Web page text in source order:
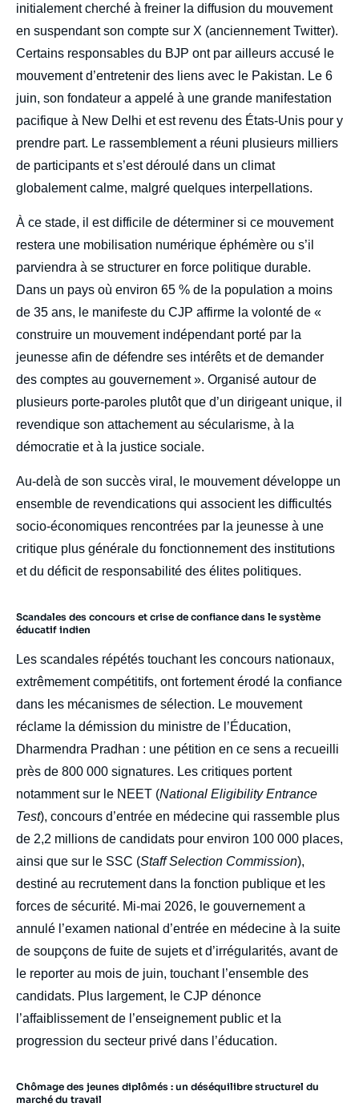
initialement cherché à freiner la diffusion du mouvement
en suspendant son compte sur X (anciennement Twitter).
Certains responsables du BJP ont par ailleurs accusé le
mouvement d’entretenir des liens avec le Pakistan. Le 6
juin, son fondateur a appelé à une grande manifestation
pacifique à New Delhi et est revenu des États-Unis pour y
prendre part. Le rassemblement a réuni plusieurs milliers
de participants et s’est déroulé dans un climat
globalement calme, malgré quelques interpellations.
À ce stade, il est difficile de déterminer si ce mouvement
restera une mobilisation numérique éphémère ou s’il
parviendra à se structurer en force politique durable.
Dans un pays où environ 65 % de la population a moins
de 35 ans, le manifeste du CJP affirme la volonté de «
construire un mouvement indépendant porté par la
jeunesse afin de défendre ses intérêts et de demander
des comptes au gouvernement ». Organisé autour de
plusieurs porte-paroles plutôt que d’un dirigeant unique, il
revendique son attachement au sécularisme, à la
démocratie et à la justice sociale.
Au-delà de son succès viral, le mouvement développe un
ensemble de revendications qui associent les difficultés
socio-économiques rencontrées par la jeunesse à une
critique plus générale du fonctionnement des institutions
et du déficit de responsabilité des élites politiques.
Scandales des concours et crise de confiance dans le système
éducatif indien
Les scandales répétés touchant les concours nationaux,
extrêmement compétitifs, ont fortement érodé la confiance
dans les mécanismes de sélection. Le mouvement
réclame la démission du ministre de l’Éducation,
Dharmendra Pradhan : une pétition en ce sens a recueilli
près de 800 000 signatures. Les critiques portent
notamment sur le NEET (National Eligibility Entrance
Test), concours d’entrée en médecine qui rassemble plus
de 2,2 millions de candidats pour environ 100 000 places,
ainsi que sur le SSC (Staff Selection Commission),
destiné au recrutement dans la fonction publique et les
forces de sécurité. Mi-mai 2026, le gouvernement a
annulé l’examen national d’entrée en médecine à la suite
de soupçons de fuite de sujets et d’irrégularités, avant de
le reporter au mois de juin, touchant l’ensemble des
candidats. Plus largement, le CJP dénonce
l’affaiblissement de l’enseignement public et la
progression du secteur privé dans l’éducation.
Chômage des jeunes diplômés : un déséquilibre structurel du
marché du travail